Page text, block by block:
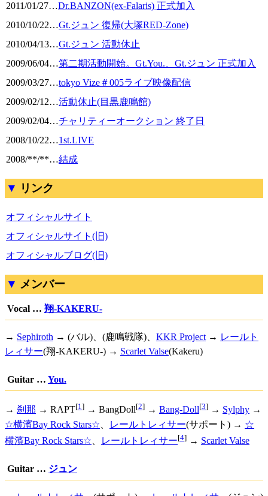
2011/01/27…Dr.BANZON(ex-Falaris) 正式加入
2010/10/22…Gt.ジュン 復帰(大塚RED-Zone)
2010/04/13…Gt.ジュン 活動休止
2009/06/04…第二期活動開始。Gt.You.、Gt.ジュン 正式加入
2009/03/27…tokyo Vize＃005ライブ映像配信
2009/02/12…活動休止(目黒鹿鳴館)
2009/02/04…チャリティーオークション 終了日
2008/10/22…1st.LIVE
2008/**/**…結成
リンク
オフィシャルサイト
オフィシャルサイト(旧)
オフィシャルブログ(旧)
メンバー
Vocal … 翔-KAKERU-
→ Sephiroth → (バル)、(鹿鳴戦隊)、 KKR Project → レールト
レィサー(翔-KAKERU-) → Scarlet Valse(Kakeru)
Guitar … You.
→ 刹那 → RAPT[1] → BangDoll[2] → Bang-Doll[3] → Sylphy →
☆横濱Bay Rock Stars☆
レールトレィサー(サポート) → ☆
横濱Bay Rock Stars☆
レールトレィサー[4] → Scarlet Valse
Guitar … ジュン